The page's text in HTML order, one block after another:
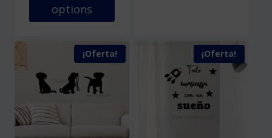
options
múltiples
variantes.
opciones
opciones
pueden
¡Oferta! ¡Oferta!